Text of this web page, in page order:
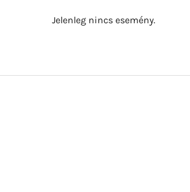
Jelenleg nincs esemény.